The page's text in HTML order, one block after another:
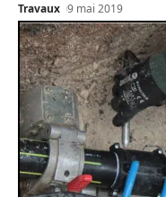
Travaux 9 mai 2019